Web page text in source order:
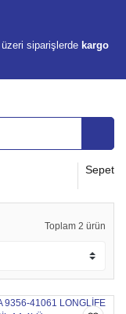
siparişlerde kargo
Sepet
Toplam 2 ürün